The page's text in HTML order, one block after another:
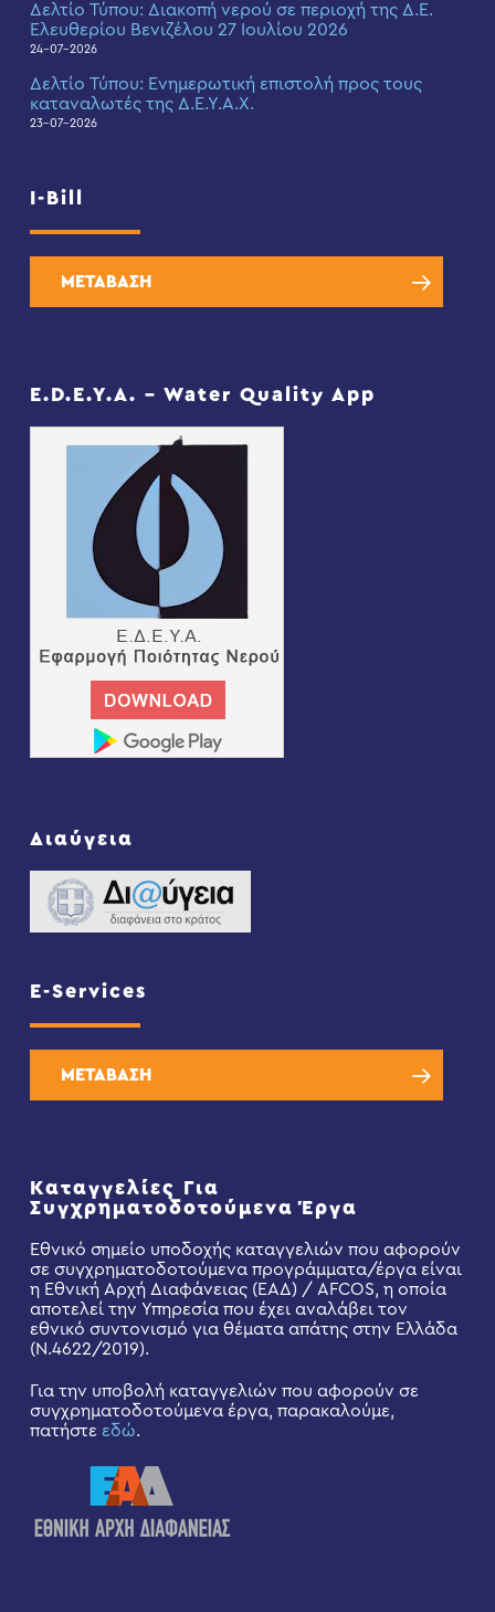
Δελτίο Τύπου: Διακοπή νερού σε περιοχή της Δ.Ε.
Ελευθερίου Βενιζέλου 27 Ιουλίου 2026
24-07-2026
Δελτίο Τύπου: Eνημερωτική επιστολή προς τους
καταναλωτές της Δ.Ε.Υ.Α.Χ.
23-07-2026
I-Bill
ΜΕΤΑΒΑΣΗ
E.D.E.Y.A. – Water Quality App
Διαύγεια
E-Services
ΜΕΤΑΒΑΣΗ
Καταγγελίες Για
Συγχρηματοδοτούμενα Έργα
Εθνικό σημείο υποδοχής καταγγελιών που αφορούν
σε συγχρηματοδοτούμενα προγράμματα/έργα είναι
η Εθνική Αρχή Διαφάνειας (ΕΑΔ) / AFCOS, η οποία
αποτελεί την Υπηρεσία που έχει αναλάβει τον
εθνικό συντονισμό για θέματα απάτης στην Ελλάδα
(Ν.4622/2019).
Για την υποβολή καταγγελιών που αφορούν σε
συγχρηματοδοτούμενα έργα, παρακαλούμε,
πατήστε εδώ.